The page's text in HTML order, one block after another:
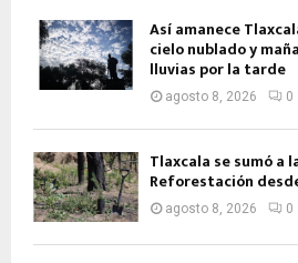
Así amanece
cielo nublado y
lluvias por la tarde
agosto 8, 2026 0
Tlaxcala se sumó a
Reforestación
agosto 8, 2026 0